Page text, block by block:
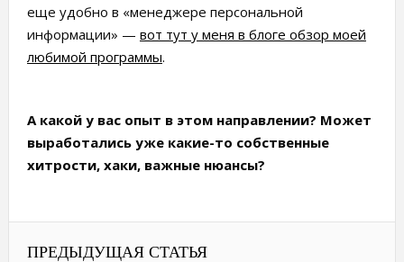
еще удобно в «менеджере персональной
информации» — вот тут у меня в блоге обзор моей
любимой программы.
А какой у вас опыт в этом направлении? Может
выработались уже какие-то собственные
хитрости, хаки, важные нюансы?
ПРЕДЫДУЩАЯ СТАТЬЯ